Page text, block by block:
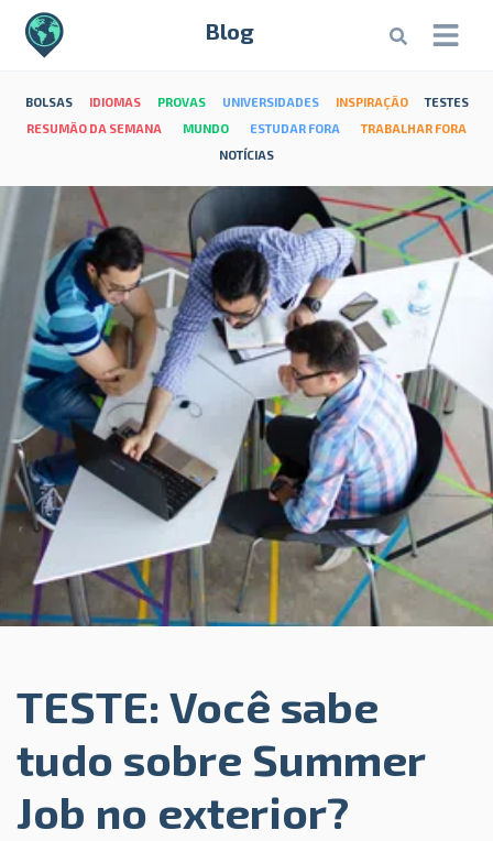
Blog
BOLSAS IDIOMAS PROVAS UNIVERSIDADES INSPIRAÇÃO
TESTES
RESUMÃO DA SEMANA
MUNDO ESTUDAR FORA
TRABALHAR FORA
NOTÍCIAS
TESTE: Você sabe
tudo sobre Summer
Job no exterior?